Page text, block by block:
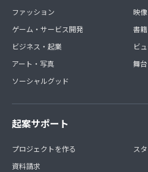
ファッション
ゲーム・サービス開発
ビジネス・起業
アート・写真
ソーシャルグッド
映
書
ビ
舞
起案サポート
プロジェクトを作る
資料請求
ス